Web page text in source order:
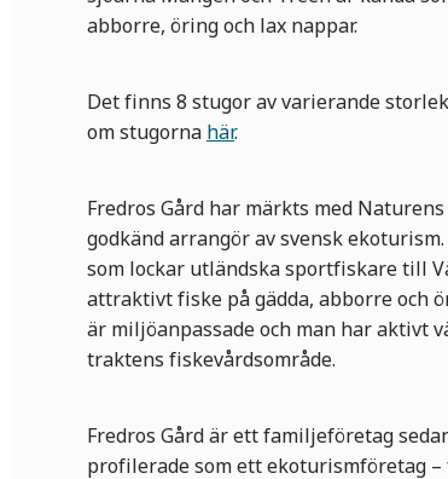
abborre, öring och lax nappar.
Det finns 8 stugor av varierande
om stugorna här.
Fredros Gård har märkts med
godkänd arrangör av svensk
som lockar utländska sportfiskare till
attraktivt fiske på gädda, abborre och
är miljöanpassade och man har aktivt
traktens fiskevårdsområde.
Fredros Gård är ett familjeföretag
profilerade som ett ekoturismföretag